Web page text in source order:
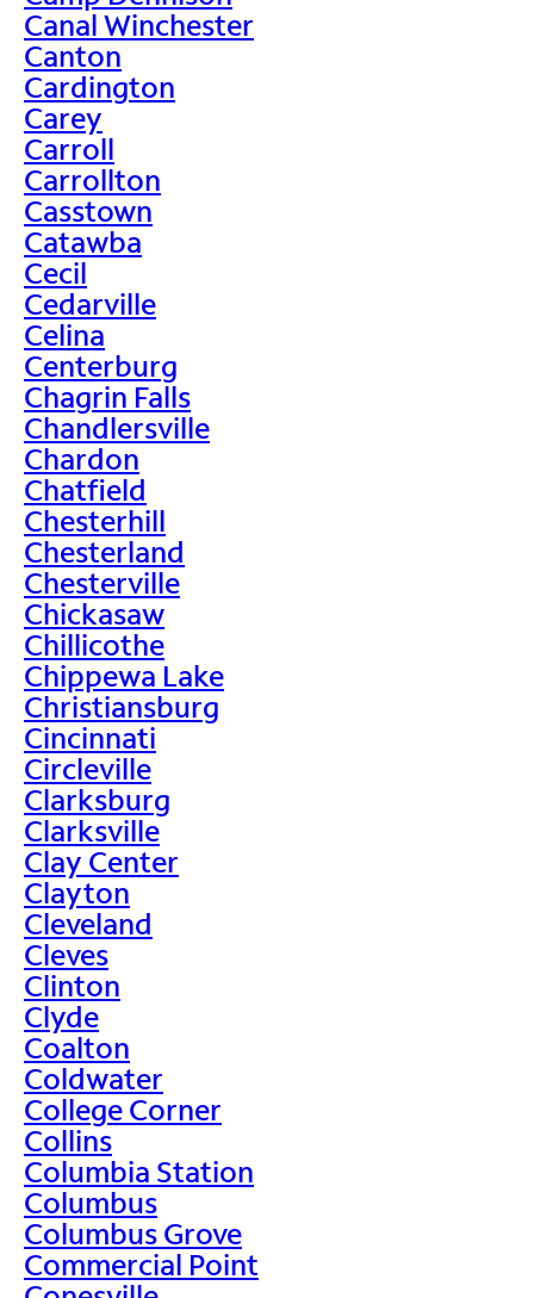
Canal Winchester
Canton
Cardington
Carey
Carroll
Carrollton
Casstown
Catawba
Cecil
Cedarville
Celina
Centerburg
Chagrin Falls
Chandlersville
Chardon
Chatfield
Chesterhill
Chesterland
Chesterville
Chickasaw
Chillicothe
Chippewa Lake
Christiansburg
Cincinnati
Circleville
Clarksburg
Clarksville
Clay Center
Clayton
Cleveland
Cleves
Clinton
Clyde
Coalton
Coldwater
College Corner
Collins
Columbia Station
Columbus
Columbus Grove
Commercial Point